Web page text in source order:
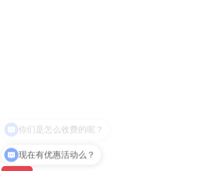
现在有优惠活动么？